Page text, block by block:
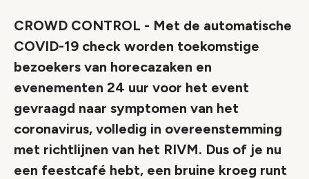
CROWD CONTROL - Met de automatische
COVID-19 check worden toekomstige
bezoekers van horecazaken en
evenementen 24 uur voor het event
gevraagd naar symptomen van het
coronavirus, volledig in overeenstemming
met richtlijnen van het RIVM. Dus of je nu
een feestcafé hebt, een bruine kroeg runt